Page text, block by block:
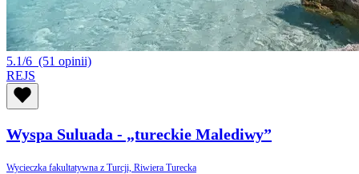
5.1/6 (51 opinii)
REJS
Wyspa Suluada - „tureckie Malediwy”
Wycieczka fakultatywna z Turcji, Riwiera Turecka